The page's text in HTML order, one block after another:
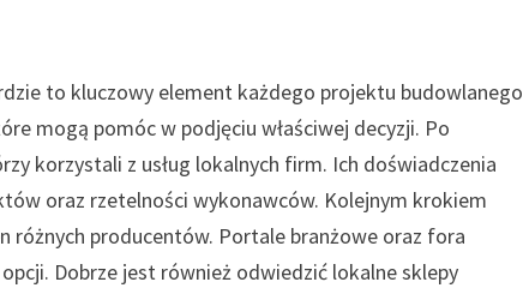
to kluczowy element każdego projektu budowlanego
mogą pomóc w podjęciu właściwej decyzji. Po
korzystali z usług lokalnych firm. Ich doświadczenia
oraz rzetelności wykonawców. Kolejnym krokiem
różnych producentów. Portale branżowe oraz fora
Dobrze jest również odwiedzić lokalne sklepy